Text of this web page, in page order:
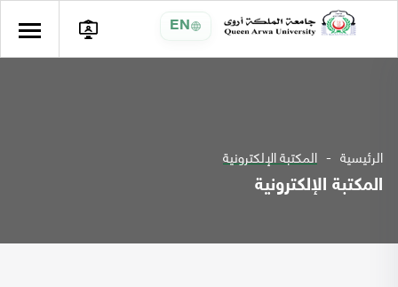
EN
الرئيسية المكتبة الإلكترونية
المكتبة الإلكترونية